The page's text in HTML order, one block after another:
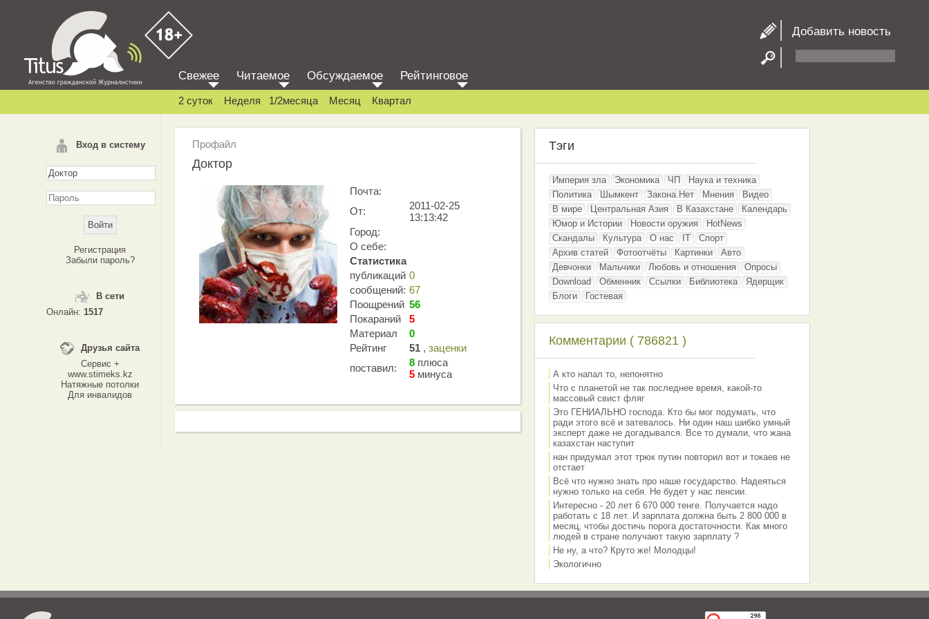
Добавить новость
Вход в систему
Регистрация
Забыли пароль?
В сети
Онлайн: 1517
Друзья сайта
Сервис +
www.stimeks.kz
Натяжные потолки
Для инвалидов
Свежее Читаемое Обсуждаемое Рейтинговое
2 суток Неделя 1/2месяца Месяц Квартал
Профайл
Доктор
Почта:
От:
2011-02-25
13:13:42
Город:
О себе:
Статистика
публикаций 0
сообщений: 67
Поощрений 56
Покараний
5
Материал
0
Рейтинг
51 , заценки
поставил:
8 плюса
5 минуса
Тэги
Империя зла Экономика ЧП
Наука и техника
Политика
Шымкент Закона.Нет Мнения
Видео
В мире
Центральная Азия В Казахстане
Календарь
Юмор и Истории
Новости оружия
HotNews
Скандалы
Культура О нас IT
Спорт
Архив статей
Фотоотчёты Картинки
Авто
Девчонки
Мальчики Любовь и отношения
Опросы
Download
Обменник Ссылки Библиотека
Ядерщик
Блоги
Гостевая
Комментарии ( 786821 )
А кто напал то, непонятно
Что с планетой не так последнее время, какой-то
массовый свист фляг
Это ГЕНИАЛЬНО господа. Кто бы мог подумать, что
ради этого всё и затевалось. Ни один наш шибко умный
эксперт даже не догадывался. Все то думали, что жана
казахстан наступит
нан придумал этот трюк путин повторил вот и токаев не
отстает
Всё что нужно знать про наше государство. Надеяться
нужно только на себя. Не будет у нас пенсии.
Интересно - 20 лет 6 670 000 тенге. Получается надо
работать с 18 лет. И зарплата должна быть 2 800 000 в
месяц, чтобы достичь порога достаточности. Как много
людей в стране получают такую зарплату ?
Не ну, а что? Круто же! Молодцы!
Экологично